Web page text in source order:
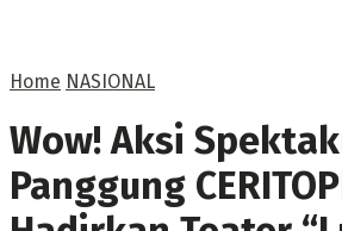
Home NASIONAL
Wow! Aksi
Panggung